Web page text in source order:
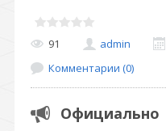
91 admin
Комментарии (0)
Официально